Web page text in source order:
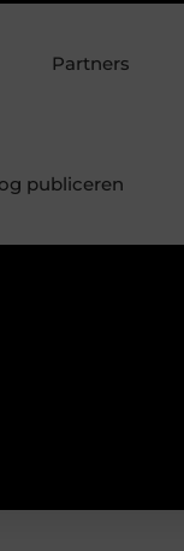
Partners
publiceren